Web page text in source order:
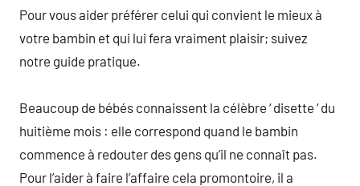
Pour vous aider préférer celui qui convient le mieux à
votre bambin et qui lui fera vraiment plaisir; suivez
notre guide pratique.
Beaucoup de bébés connaissent la célèbre ‘ disette ‘ du
huitième mois : elle correspond quand le bambin
commence à redouter des gens qu’il ne connaît pas.
Pour l’aider à faire l’affaire cela promontoire, il a